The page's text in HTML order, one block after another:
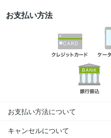
お支払い方法
お支払い方法について
キャンセルについて